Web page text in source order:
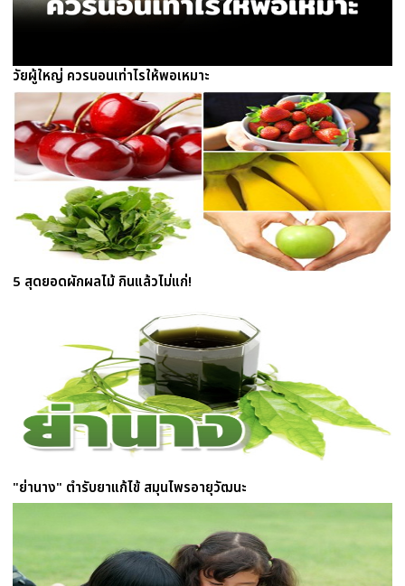
วัยผู้ใหญ่ ควรนอนเท่าไรให้พอเหมาะ
5 สุดยอดผักผลไม้ กินแล้วไม่แก่!
"ย่านาง" ตำรับยาแก้ไข้ สมุนไพรอายุวัฒนะ